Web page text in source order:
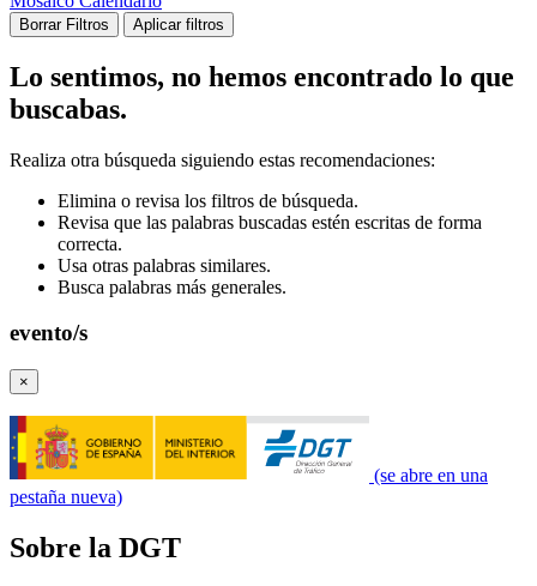
Borrar Filtros Aplicar filtros
Lo sentimos, no hemos encontrado lo que
buscabas.
Realiza otra búsqueda siguiendo estas recomendaciones:
Elimina o revisa los filtros de búsqueda.
Revisa que las palabras buscadas estén escritas de forma
correcta.
Usa otras palabras similares.
Busca palabras más generales.
evento/s
×
(se abre en una
pestaña nueva)
Sobre la DGT